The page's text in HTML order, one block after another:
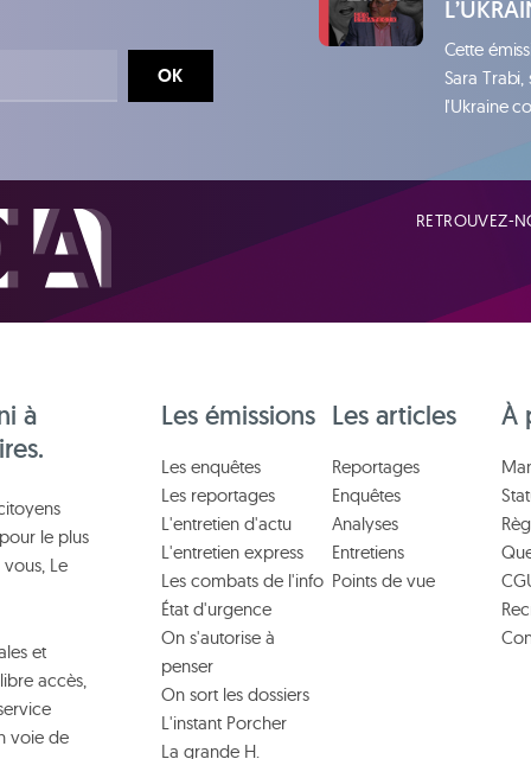
OK
Cette
Sara
l'Ukraine
RETROUVEZ-
à
le plus
Le
et
accès,
voie de
Les émissions
Les enquêtes
Les reportages
L'entretien d'actu
L'entretien express
Les combats de l'info
État d'urgence
On s'autorise à
penser
On sort les dossiers
L'instant Porcher
La grande H.
Les articles
Reportages
Enquêtes
Analyses
Entretiens
Points de vue
À